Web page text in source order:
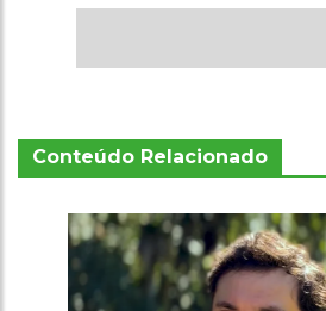
Conteúdo Relacionado